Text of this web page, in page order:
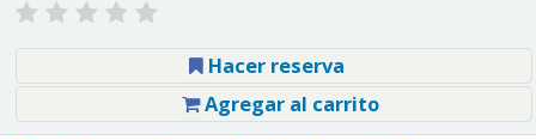
Hacer reserva
Agregar al carrito